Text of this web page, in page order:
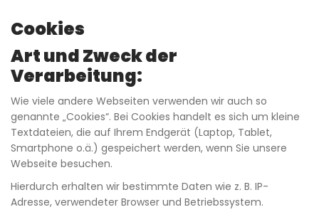
Cookies
Art und Zweck der
Verarbeitung:
Wie viele andere Webseiten verwenden wir auch so
genannte „Cookies“. Bei Cookies handelt es sich um kleine
Textdateien, die auf Ihrem Endgerät (Laptop, Tablet,
Smartphone o.ä.) gespeichert werden, wenn Sie unsere
Webseite besuchen.
Hierdurch erhalten wir bestimmte Daten wie z. B. IP-
Adresse, verwendeter Browser und Betriebssystem.